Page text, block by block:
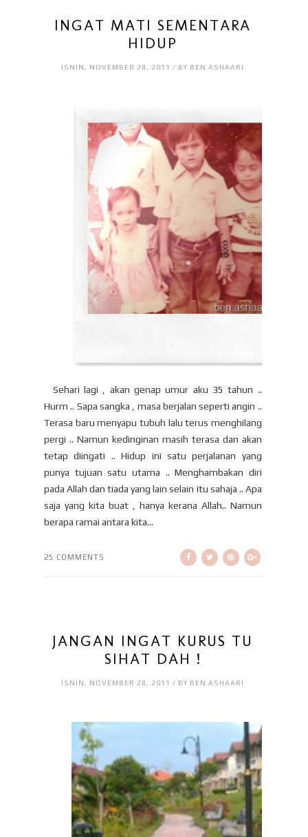
INGAT MATI SEMENTARA
HIDUP
ISNIN, NOVEMBER 28, 2011 / BY BEN ASHAARI
Sehari lagi , akan genap umur aku 35 tahun ..
Hurm .. Sapa sangka , masa berjalan seperti angin ..
Terasa baru menyapu tubuh lalu terus menghilang
pergi .. Namun kedinginan masih terasa dan akan
tetap diingati .. Hidup ini satu perjalanan yang
punya tujuan satu utama .. Menghambakan diri
pada Allah dan tiada yang lain selain itu sahaja .. Apa
saja yang kita buat , hanya kerana Allah.. Namun
berapa ramai antara kita...
25 COMMENTS
JANGAN INGAT KURUS TU
SIHAT DAH !
ISNIN, NOVEMBER 28, 2011 / BY BEN ASHAARI